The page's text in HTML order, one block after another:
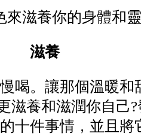
來滋養你的身體和
滋養
喝。讓那個溫暖
滋養和滋潤你自己
十件事情，並且將